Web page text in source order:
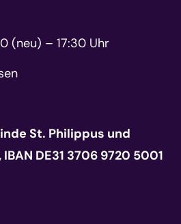
(neu) – 17:30 Uhr
St. Philippus und
DE31 3706 9720 5001